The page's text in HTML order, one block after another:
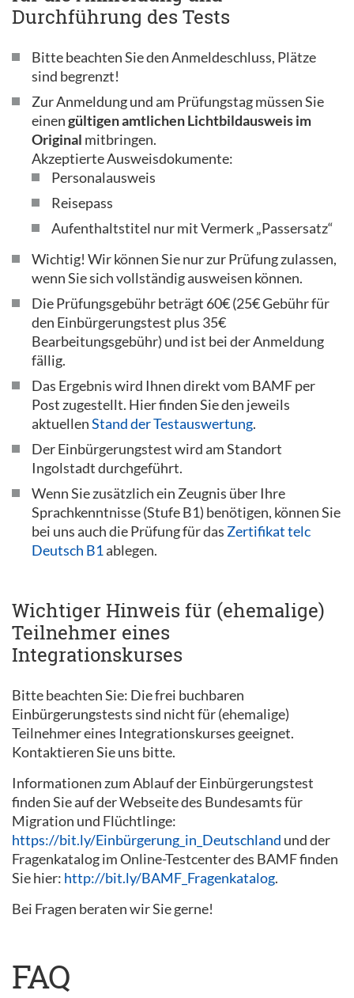
Durchführung des Tests
Bitte beachten Sie den Anmeldeschluss, Plätze
sind begrenzt!
Zur Anmeldung und am Prüfungstag müssen Sie
einengültigen amtlichen Lichtbildausweis im
Original mitbringen.
Akzeptierte Ausweisdokumente:
Personalausweis
Reisepass
Aufenthaltstitel nur mit Vermerk „Passersatz“
Wichtig! Wir können Sie nur zur Prüfung zulassen,
wenn Sie sich vollständig ausweisen können.
Die Prüfungsgebühr beträgt 60€ (25€ Gebühr für
den Einbürgerungstest plus 35€
Bearbeitungsgebühr) und ist bei der Anmeldung
fällig.
Das Ergebnis wird Ihnen direkt vom BAMF per
Post zugestellt. Hier finden Sie den jeweils
aktuellenStand der Testauswertung.
Der Einbürgerungstest wird am Standort
Ingolstadt durchgeführt.
Wenn Sie zusätzlich ein Zeugnis über Ihre
Sprachkenntnisse (Stufe B1) benötigen, können Sie
bei uns auch die Prüfung für das Zertifikat telc
Deutsch B1ablegen.
Wichtiger Hinweis für (ehemalige)
Teilnehmer eines
Integrationskurses
Bitte beachten Sie: Die frei buchbaren
Einbürgerungstests sind nicht für (ehemalige)
Teilnehmer eines Integrationskurses geeignet.
Kontaktieren Sie uns bitte.
Informationen zum Ablauf der Einbürgerungstest
finden Sie auf der Webseite des Bundesamts für
Migration und Flüchtlinge:
https://bit.ly/Einbürgerung_in_Deutschland und der
Fragenkatalog im Online-Testcenter des BAMF finden
Sie hier: http://bit.ly/BAMF_Fragenkatalog.
Bei Fragen beraten wir Sie gerne!
FAQ